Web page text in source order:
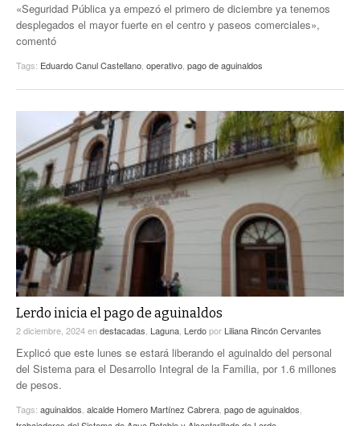
«Seguridad Pública ya empezó el primero de diciembre ya tenemos
desplegados el mayor fuerte en el centro y paseos comerciales»,
comentó
Tags: Eduardo Canul Castellano, operativo, pago de aguinaldos
Lerdo inicia el pago de aguinaldos
2 diciembre, 2024endestacadas Laguna Lerdopor Liliana Rincón Cervantes
Explicó que este lunes se estará liberando el aguinaldo del personal
del Sistema para el Desarrollo Integral de la Familia, por 1.6 millones
de pesos.
Tags: aguinaldos alcalde Homero Martínez Cabrera pago de aguinaldos